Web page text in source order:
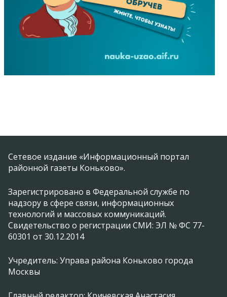
Сетевое издание «Информационный портал
районной газеты Коньково».
Зарегистрировано в Федеральной службе по
надзору в сфере связи, информационных
технологий и массовых коммуникаций.
Свидетельство о регистрации СМИ: ЭЛ № ФС 77-
60301 от 30.12.2014
Учредитель: Управа района Коньково города
Москвы